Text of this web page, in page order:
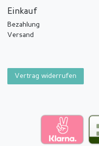
Einkauf
Bezahlung
Versand
Vertrag widerrufen